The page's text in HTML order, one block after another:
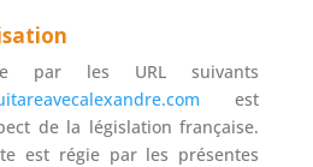
par les URL suivants
est
de la législation française.
est régie par les présentes